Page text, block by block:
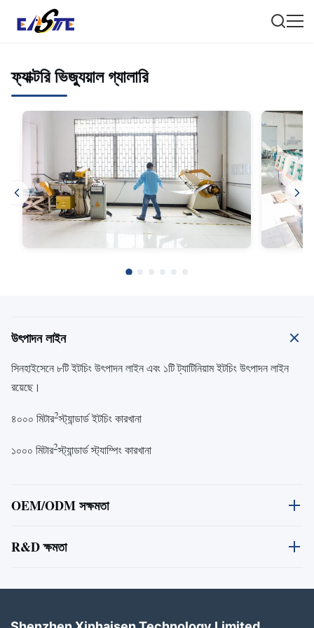
ফ্যাক্টরি ভিজ্যুয়াল গ্যালারি
উৎপাদন লাইন
সিনহাইসেনে ৮টি ইটচিং উৎপাদন লাইন এবং ১টি ট্যাটিনিয়াম ইটচিং উৎপাদন লাইন
রয়েছে।
৪০০০ মিটার2স্ট্যান্ডার্ড ইটচিং কারখানা
১০০০ মিটার2স্ট্যান্ডার্ড স্ট্যাম্পিং কারখানা
OEM/ODM সক্ষমতা
সিনহাইসেন টেকনোলজি লিমিটেডঃ যথার্থ উৎপাদন
R&D ক্ষমতা